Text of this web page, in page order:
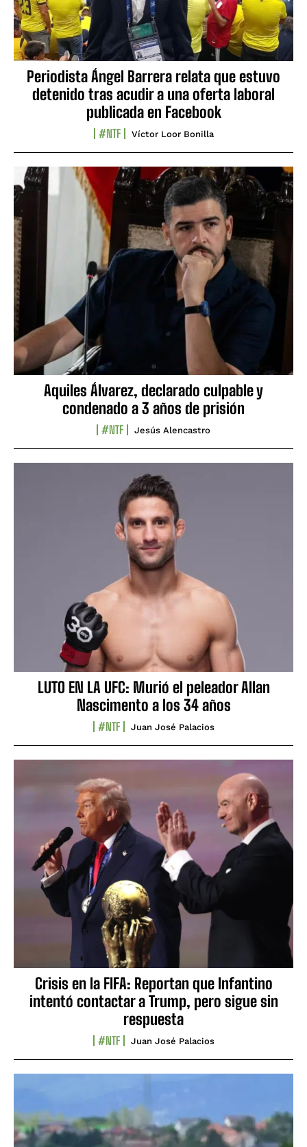
Periodista Ángel Barrera relata que estuvo
detenido tras acudir a una oferta laboral
publicada en Facebook
#NTF Víctor Loor Bonilla
Aquiles Álvarez, declarado culpable y
condenado a 3 años de prisión
#NTF Jesús Alencastro
LUTO EN LA UFC: Murió el peleador Allan
Nascimento a los 34 años
#NTF Juan José Palacios
Crisis en la FIFA: Reportan que Infantino
intentó contactar a Trump, pero sigue sin
respuesta
#NTF Juan José Palacios